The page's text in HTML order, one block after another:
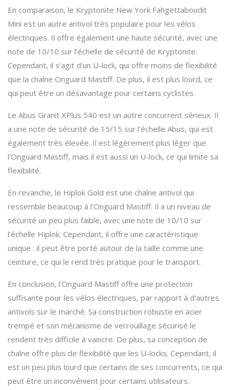
En comparaison, le Kryptonite New York Fahgettaboudit
Mini est un autre antivol très populaire pour les vélos
électriques. Il offre également une haute sécurité, avec une
note de 10/10 sur l'échelle de sécurité de Kryptonite.
Cependant, il s'agit d'un U-lock, qui offre moins de flexibilité
que la chaîne Onguard Mastiff. De plus, il est plus lourd, ce
qui peut être un désavantage pour certains cyclistes.
Le Abus Granit XPlus 540 est un autre concurrent sérieux. Il
a une note de sécurité de 15/15 sur l'échelle Abus, qui est
également très élevée. Il est légèrement plus léger que
l'Onguard Mastiff, mais il est aussi un U-lock, ce qui limite sa
flexibilité.
En revanche, le Hiplok Gold est une chaîne antivol qui
ressemble beaucoup à l'Onguard Mastiff. Il a un niveau de
sécurité un peu plus faible, avec une note de 10/10 sur
l'échelle Hiplok. Cependant, il offre une caractéristique
unique : il peut être porté autour de la taille comme une
ceinture, ce qui le rend très pratique pour le transport.
En conclusion, l'Onguard Mastiff offre une protection
suffisante pour les vélos électriques, par rapport à d'autres
antivols sur le marché. Sa construction robuste en acier
trempé et son mécanisme de verrouillage sécurisé le
rendent très difficile à vaincre. De plus, sa conception de
chaîne offre plus de flexibilité que les U-locks. Cependant, il
est un peu plus lourd que certains de ses concurrents, ce qui
peut être un inconvénient pour certains utilisateurs.